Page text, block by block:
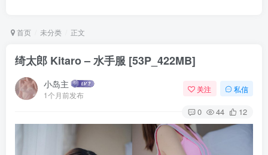
首页 未分类 正文
绮太郎 Kitaro – 水手服 [53P_422MB]
小岛主
1个月前发布
关注 私信
0 44 12